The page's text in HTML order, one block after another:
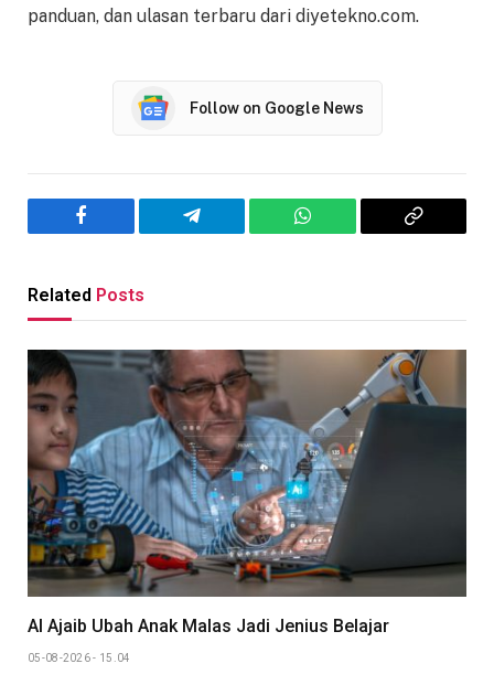
panduan, dan ulasan terbaru dari diyetekno.com.
Follow on Google News
Facebook Telegram WhatsApp
Copy
Related Posts
AI Ajaib Ubah Anak Malas Jadi Jenius Belajar
05-08-2026 - 15.04